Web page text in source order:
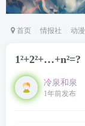
首页 情报社 动
冷泉和泉
1年前发布